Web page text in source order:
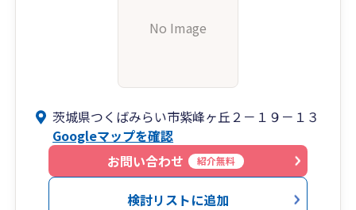
No Image
茨城県つくばみらい市紫峰ヶ丘２－１９－１３
Googleマップを確認
お問い合わせ
紹介無料
検討リストに追加